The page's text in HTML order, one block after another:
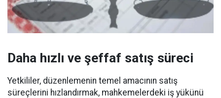
Daha hızlı ve şeffaf satış süreci
Yetkililer, düzenlemenin temel amacının satış
süreçlerini hızlandırmak, mahkemelerdeki iş yükünü